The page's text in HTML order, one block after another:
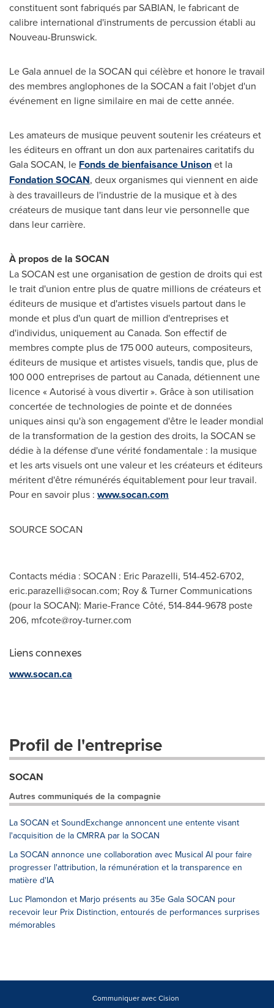
constituent sont fabriqués par SABIAN, le fabricant de
calibre international d'instruments de percussion établi au
Nouveau-Brunswick.
Le Galaannuel de la SOCAN qui célèbre et honore le travail
des membres anglophones de la SOCAN a fait l'objet d'un
événement en ligne similaire en mai de cette année.
Les amateurs de musique peuvent soutenir les créateurs et
les éditeurs en offrant un don aux partenaires caritatifs du
Gala SOCAN, le Fonds de bienfaisance Unisonet la
Fondation SOCAN, deux organismes qui viennent en aide
à des travailleurs de l'industrie de la musique et à des
créateurs de musique tant dans leur vie personnelle que
dans leur carrière.
À propos de la SOCAN
La SOCAN est une organisation de gestion de droits qui est
le trait d'union entre plus de quatre millions de créateurs et
éditeurs de musique et d'artistes visuels partout dans le
monde et plus d'un quart de million d'entreprises et
d'individus, uniquement au Canada. Son effectif de
membres compte plus de 175 000 auteurs, compositeurs,
éditeurs de musique et artistes visuels, tandis que, plus de
100 000 entreprises de partout au Canada, détiennent une
licence « Autorisé à vous divertir ». Grâce à son utilisation
concertée de technologies de pointe et de données
uniques ainsi qu'à son engagement d'être le leader mondial
de la transformation de la gestion des droits, la SOCAN se
dédie à la défense d'une vérité fondamentale : la musique
et les arts visuels ont une valeur et les créateurs et éditeurs
méritent d'être rémunérés équitablement pour leur travail.
Pour en savoir plus : www.socan.com
SOURCE SOCAN
Contacts média : SOCAN : Eric Parazelli, 514-452-6702,
eric.parazelli@socan.com; Roy & Turner Communications
(pour la SOCAN): Marie-France Côté, 514-844-9678 poste
206, mfcote@roy-turner.com
Liens connexes
www.socan.ca
Profil de l'entreprise
SOCAN
Autres communiqués de la compagnie
La SOCAN et SoundExchange annoncent une entente visant
l'acquisition de la CMRRA par la SOCAN
La SOCAN annonce une collaboration avec Musical AI pour faire
progresser l'attribution, la rémunération et la transparence en
matière d'IA
Luc Plamondon et Marjo présents au 35e Gala SOCAN pour
recevoir leur Prix Distinction, entourés de performances surprises
mémorables
Communiquer avec Cision